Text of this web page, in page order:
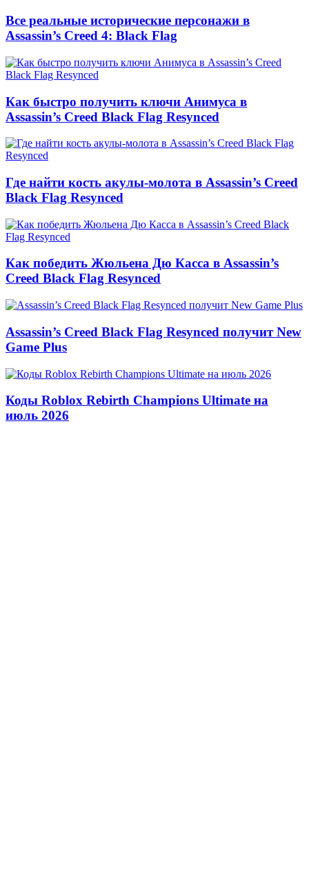
Все реальные исторические персонажи в
Assassin’s Creed 4: Black Flag
Как быстро получить ключи Анимуса в
Assassin’s Creed Black Flag Resynced
Где найти кость акулы-молота в Assassin’s Creed
Black Flag Resynced
Как победить Жюльена Дю Касса в Assassin’s
Creed Black Flag Resynced
Assassin’s Creed Black Flag Resynced получит New
Game Plus
Коды Roblox Rebirth Champions Ultimate на
июль 2026